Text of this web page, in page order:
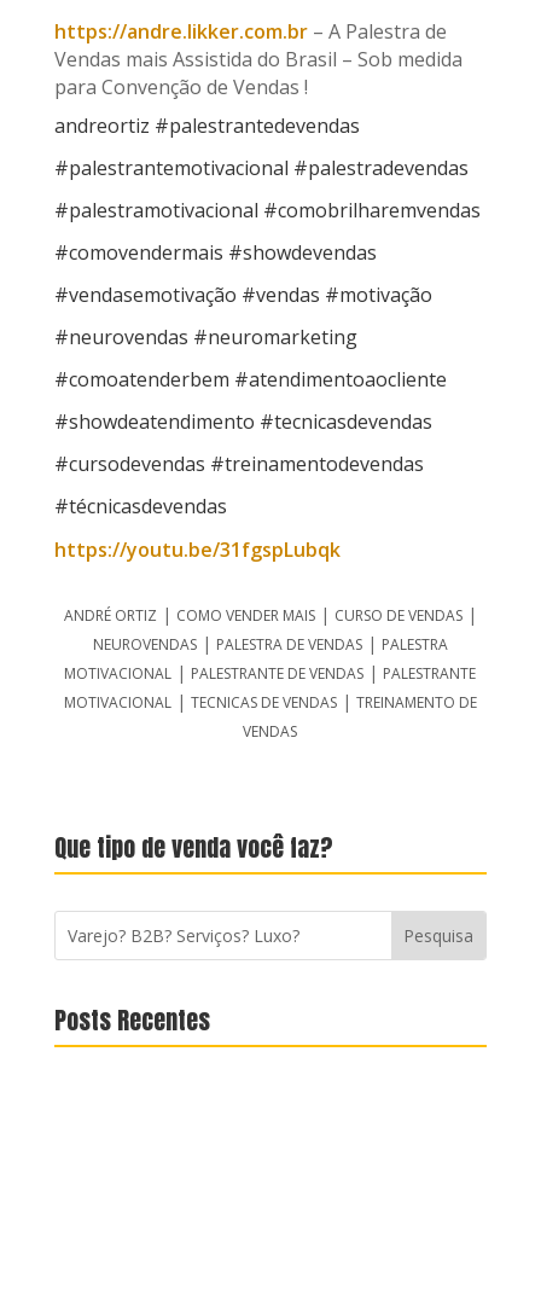
https://andre.likker.com.br– A Palestra de
Vendas mais Assistida do Brasil – Sob medida
para Convenção de Vendas !
andreortiz #palestrantedevendas
#palestrantemotivacional #palestradevendas
#palestramotivacional #comobrilharemvendas
#comovendermais #showdevendas
#vendasemotivação #vendas #motivação
#neurovendas #neuromarketing
#comoatenderbem #atendimentoaocliente
#showdeatendimento #tecnicasdevendas
#cursodevendas #treinamentodevendas
#técnicasdevendas
https://youtu.be/31fgspLubqk
ANDRÉ ORTIZ | COMO VENDER MAIS| CURSO DE VENDAS|
NEUROVENDAS| PALESTRA DE VENDAS| PALESTRA
MOTIVACIONAL | PALESTRANTE DE VENDAS | PALESTRANTE
MOTIVACIONAL| TECNICAS DE VENDAS| TREINAMENTO DE
VENDAS
Que tipo de venda você faz?
Posts Recentes